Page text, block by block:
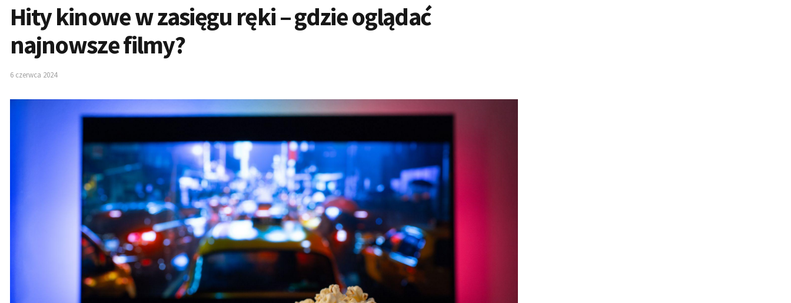
Hity kinowe w zasięgu ręki – gdzie oglądać
najnowsze filmy?
6 czerwca 2024